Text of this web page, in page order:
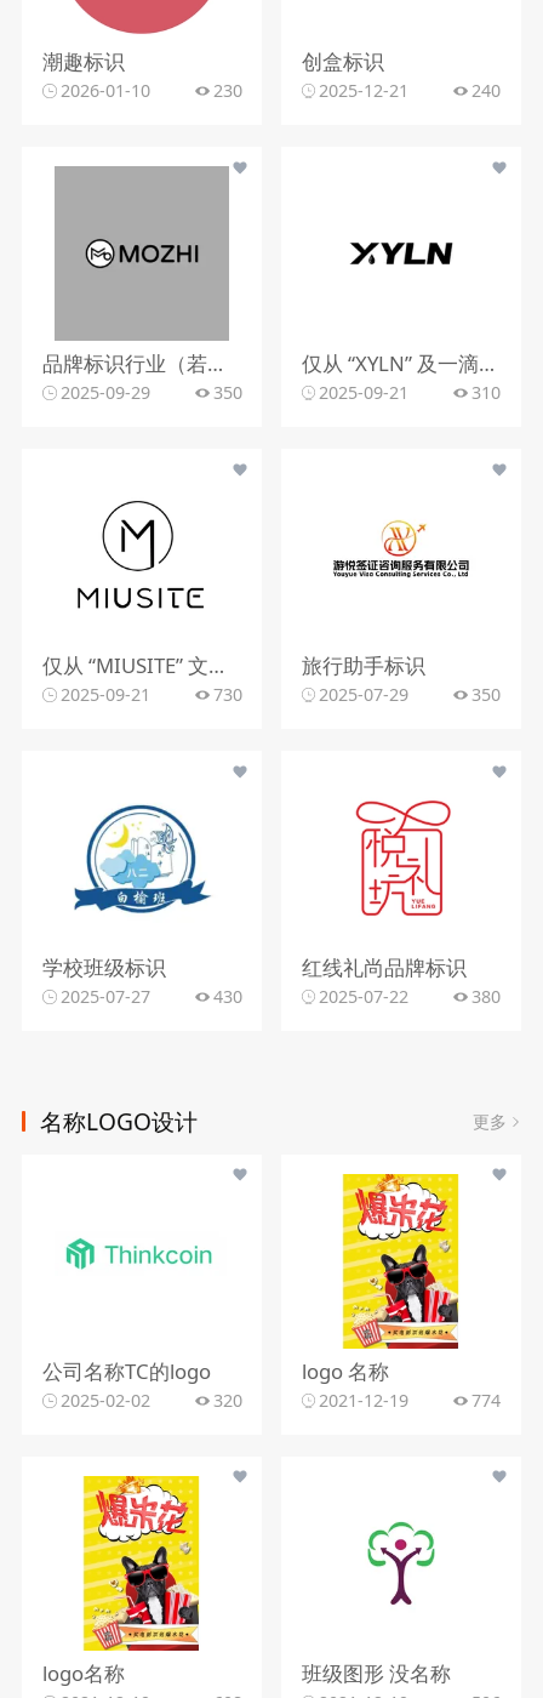
潮趣标识
2026-01-10 230
创盒标识
2025-12-21 240
品牌标识行业（若从标识设计角度）
2025-09-29 350
仅从 “XYLN” 及一滴液体的标识，难以明确行业。
2025-09-21 310
仅从 “MIUSITE” 文字和字母 “M” 的图形标识，难以精准判断行业。
2025-09-21 730
旅行助手标识
2025-07-29 350
学校班级标识
2025-07-27 430
红线礼尚品牌标识
2025-07-22 380
名称LOGO设计 更多
公司名称TC的logo
2025-02-02 320
logo 名称
2021-12-19 774
logo名称 班级图形 没名称